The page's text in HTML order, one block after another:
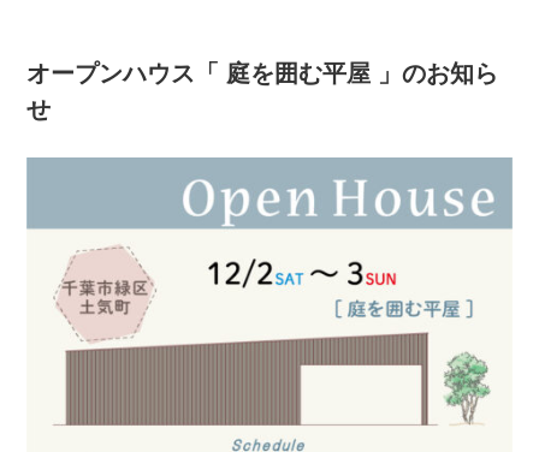
オープンハウス「 庭を囲む平屋 」のお知ら
せ